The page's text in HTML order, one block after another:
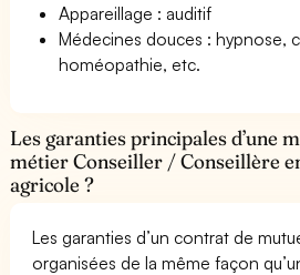
Appareillage : auditif
Médecines douces : hypnose,
homéopathie, etc.
Les garanties principales d’une
métier Conseiller / Conseillère
agricole ?
Les garanties d’un contrat de
organisées de la même façon